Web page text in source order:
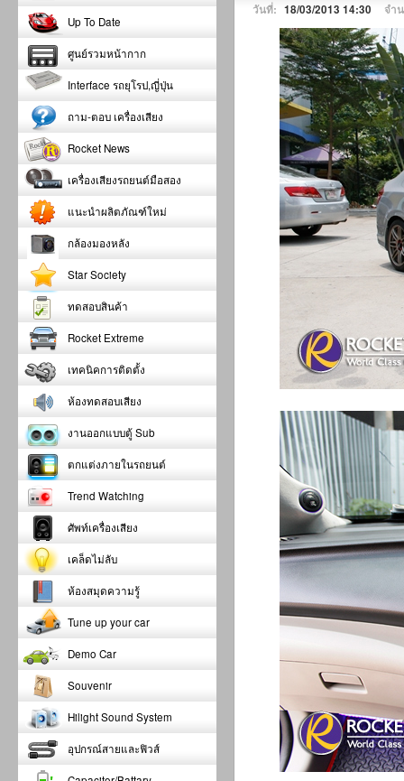
วันที่: 18/03/2013 14:30 จำ
Up To Date
ศูนย์รวมหน้ากาก
Interface รถยุโรป,ญี่ปุ่น
ถาม-ตอบ เครื่องเสียง
Rocket News
เครื่องเสียงรถยนต์มือสอง
แนะนำผลิตภัณฑ์ใหม่
กล้องมองหลัง
Star Society
ทดสอบสินค้า
Rocket Extreme
เทคนิคการติดตั้ง
ห้องทดสอบเสียง
งานออกแบบตู้ Sub
ตกแต่งภายในรถยนต์
Trend Watching
ศัพท์เครื่องเสียง
เคล็ดไม่ลับ
ห้องสมุดความรู้
Tune up your car
Demo Car
Souvenir
Hilight Sound System
อุปกรณ์สายและฟิวส์